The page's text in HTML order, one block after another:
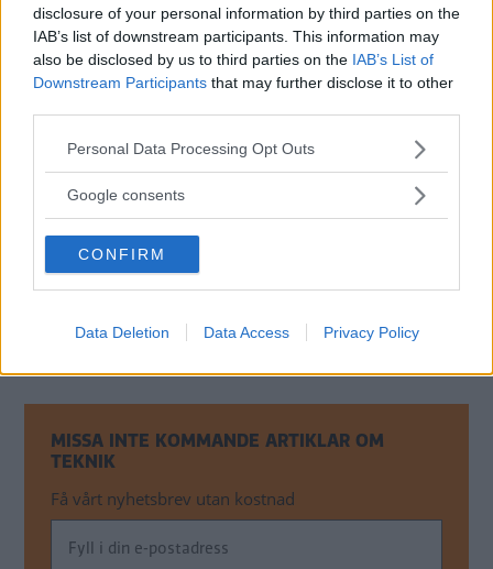
disclosure of your personal information by third parties on the
IAB’s list of downstream participants. This information may
also be disclosed by us to third parties on the IAB’s List of
Downstream Participants that may further disclose it to other
Please note that this website/app uses one or more Google
not limited to your visit or usage behaviour. You may click to
use your data for below specified purposes in below Google
consent section.
Personal Data Processing Opt Outs
Google consents
CONFIRM
Data Deletion Data Access Privacy Policy
upptäcker små skador på bilder tagna med en
smartphone. Tanken är att försäkringsbolag skickar en
webblänk till kunderna och uppmanar dem att ta åtta
Om en skada senare uppstår jämförs nya bilder med
originalbilderna. I praktiken automatiseras en process som
annars är manuell och tidskrävande. Fördelen är snabbare
skadereglering.
Utöver försäkringsbolag skulle även bilauktionshus och
bilhandlare kunna använda tekniken för att dokumentera
MISSA INTE KOMMANDE ARTIKLAR OM
TEKNIK
Få vårt nyhetsbrev utan kostnad